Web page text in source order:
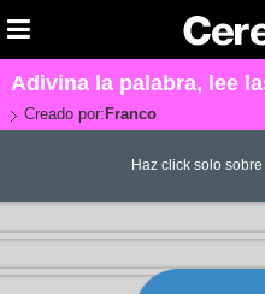
Adivina la palabra, lee
Creado por: Franco
Haz click solo